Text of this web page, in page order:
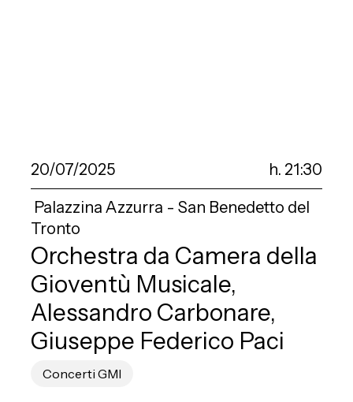
20/07/2025
h. 21:30
Palazzina Azzurra - San Benedetto del
Tronto
Orchestra da Camera della
Gioventù Musicale,
Alessandro Carbonare,
Giuseppe Federico Paci
Concerti GMI